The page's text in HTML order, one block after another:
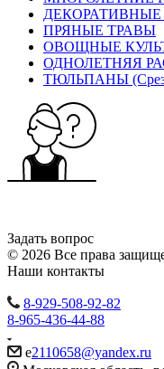
ДЕКОРАТИВНЫЕ
ПРЯНЫЕ ТРАВЫ
ОВОЩНЫЕ
ОДНОЛЕТНЯЯ
ТЮЛЬПАНЫ
Задать вопрос
© 2026 Все права
Наши контакты
8-929-508-92-82
8-965-436-44-88
e2110658@yandex.ru